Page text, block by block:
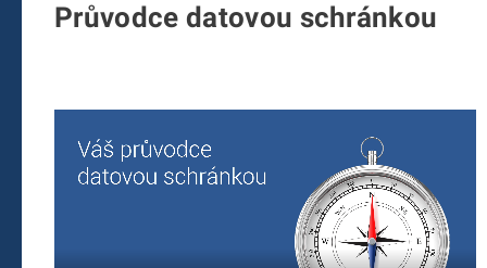
Průvodce datovou schránkou